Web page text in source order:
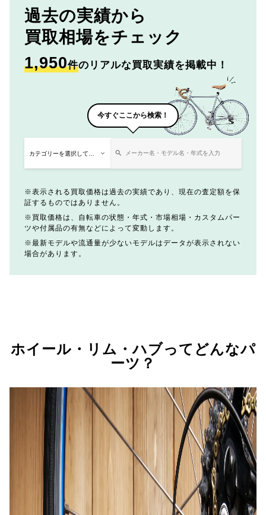
過去の実績から
買取相場をチェック
1,950件のリアルな買取実績を掲載中！
今すぐここから検索！
表示される買取価格は過去の実績であり、現在の査定額を保
証するものではありません。
買取価格は、自転車の状態・年式・市場相場・カスタムパー
ツや付属品の有無などによって変動します。
最新モデルや流通量が少ないモデルはデータが表示されない
場合があります。
ホイール・リム・ハブってどんなパ
ーツ？